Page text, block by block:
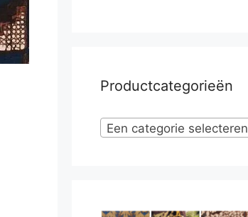
Productcategorieën
Een categorie selecteren